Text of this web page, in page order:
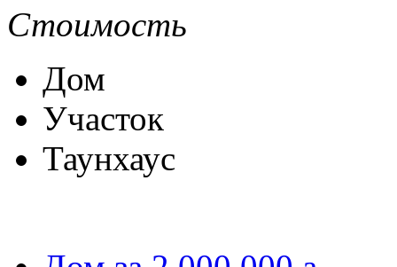
Стоимость
Дом
Участок
Таунхаус